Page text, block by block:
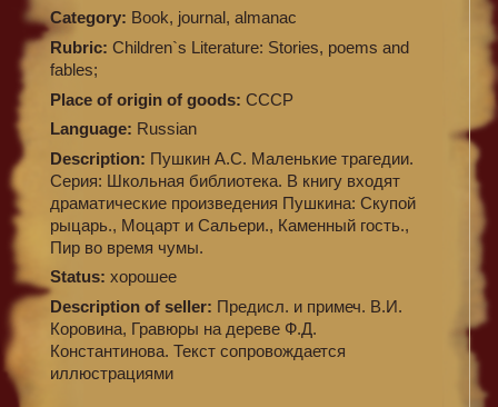
Category: Book, journal, almanac
Rubric: Children`s Literature: Stories, poems and
fables;
Place of origin of goods: СССР
Language: Russian
Description: Пушкин А.С. Маленькие трагедии.
Серия: Школьная библиотека. В книгу входят
драматические произведения Пушкина: Скупой
рыцарь., Моцарт и Сальери., Каменный гость.,
Пир во время чумы.
Status: хорошее
Description of seller: Предисл. и примеч. В.И.
Коровина, Гравюры на дереве Ф.Д.
Константинова. Текст сопровождается
иллюстрациями